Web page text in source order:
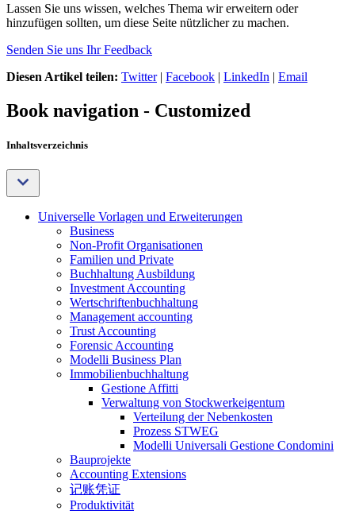
Lassen Sie uns wissen, welches Thema wir erweitern oder
hinzufügen sollten, um diese Seite nützlicher zu machen.
Senden Sie uns Ihr Feedback
Diesen Artikel teilen: Twitter| Facebook | LinkedIn | Email
Book navigation - Customized
Inhaltsverzeichnis
Universelle Vorlagen und Erweiterungen
Business
Non-Profit Organisationen
Familien und Private
Buchhaltung Ausbildung
Investment Accounting
Wertschriftenbuchhaltung
Management accounting
Trust Accounting
Forensic Accounting
Modelli Business Plan
Immobilienbuchhaltung
Gestione Affitti
Verwaltung von Stockwerkeigentum
Verteilung der Nebenkosten
Prozess STWEG
Modelli Universali Gestione Condomini
Bauprojekte
Accounting Extensions
记账凭证
Produktivität